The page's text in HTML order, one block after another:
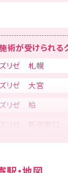
術が受けられる
ズリゼ 札幌
ズリゼ 大宮
リゼ 柏
ズリゼ 新宿東口